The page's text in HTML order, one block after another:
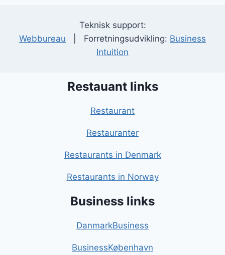
Teknisk support:
Webbureau | Forretningsudvikling: Business
Intuition
Restauant links
Restaurant
Restauranter
Restaurants in Denmark
Restaurants in Norway
Business links
DanmarkBusiness
BusinessKøbenhavn